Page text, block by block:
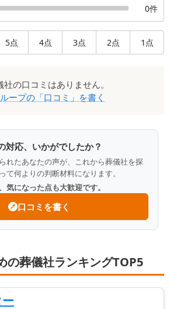
0件
5点 4点 3点 2点 1 点
社の口コミはありません。
ープの「口コミ」を書く
対応、いかがでしたか？
れたあなたの声が、これから葬儀社を探
て何よりの判断材料になります。
気になった点も大歓迎です。
口コミを書く
の葬儀社ランキングTOP5